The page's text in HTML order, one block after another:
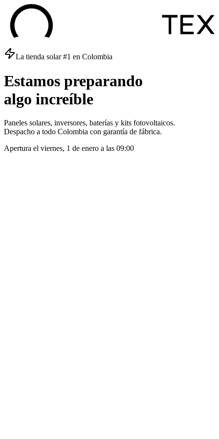
La tienda solar #1 en Colombia
Estamos preparando
algo increíble
Paneles solares, inversores, baterías y kits fotovoltaicos.
Despacho a todo Colombia con garantía de fábrica.
Apertura el viernes, 1 de enero a las 09:00